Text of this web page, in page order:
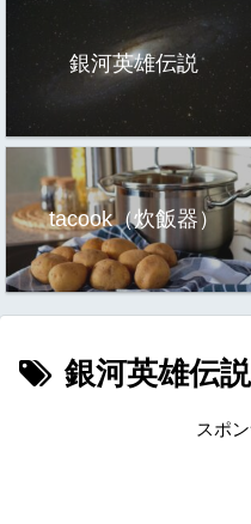
銀河英雄伝説
tacook（炊飯器）
銀河英雄伝説
スポ